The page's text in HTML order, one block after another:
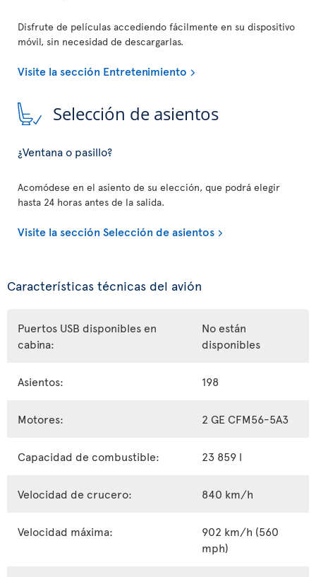
Disfrute de películas accediendo fácilmente en su dispositivo
móvil, sin necesidad de descargarlas.
Visite la sección Entretenimiento
Selección de asientos
¿Ventana o pasillo?
Acomódese en el asiento de su elección, que podrá elegir
hasta 24 horas antes de la salida.
Visite la sección Selección de asientos
Características técnicas del avión
Puertos USB disponibles en
cabina:
No están
disponibles
Asientos: 198
Motores: 2 GE CFM56-5A3
Capacidad de combustible: 23 859 l
Velocidad de crucero: 840 km/h
Velocidad máxima:
902 km/h (560
mph)